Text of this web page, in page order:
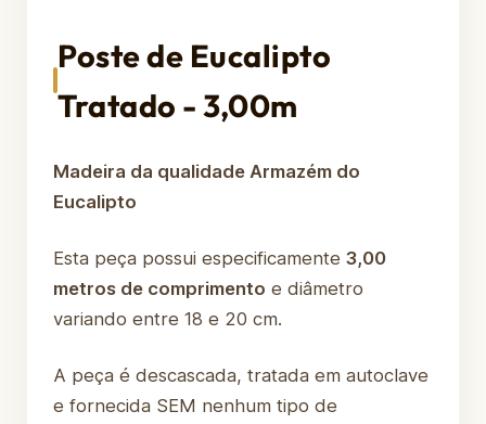
Poste de Eucalipto
Tratado - 3,00m
Madeira da qualidade Armazém do
Eucalipto
Esta peça possui especificamente 3,00
metros de comprimento e diâmetro
variando entre 18 e 20 cm.
A peça é descascada, tratada em autoclave
e fornecida SEM nenhum tipo de